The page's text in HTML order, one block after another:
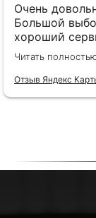
Очень
Большой
хороший
замера до
Читать
Отзыв Яндекс